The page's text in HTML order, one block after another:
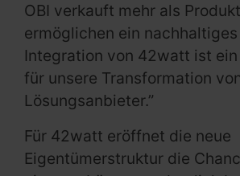
OBI verkauft mehr als
ermöglichen ein nachhaltiges
Integration von 42watt ist ein
für unsere Transformation
Lösungsanbieter.”
Für 42watt eröffnet die neue
Eigentümerstruktur die